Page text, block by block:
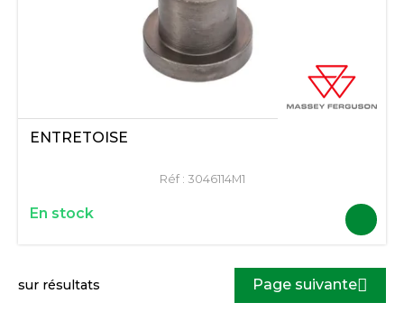
ENTRETOISE
Réf : 3046114M1
En stock
sur résultats Page suivante